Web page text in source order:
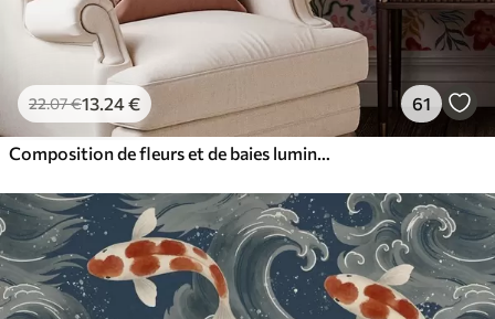
22.07€13.24€ 61
Composition de fleurs et de baies lumineuses avec des perroquets